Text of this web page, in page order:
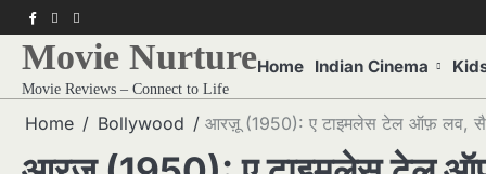
Skip
to
content
f twitterpinterest
Movie Nurture
Movie Reviews – Connect to Life
Home Indian Cinema
Home Bollywood आरज़ू (1950): ए टाइमलेस टेल ऑफ़ लव,